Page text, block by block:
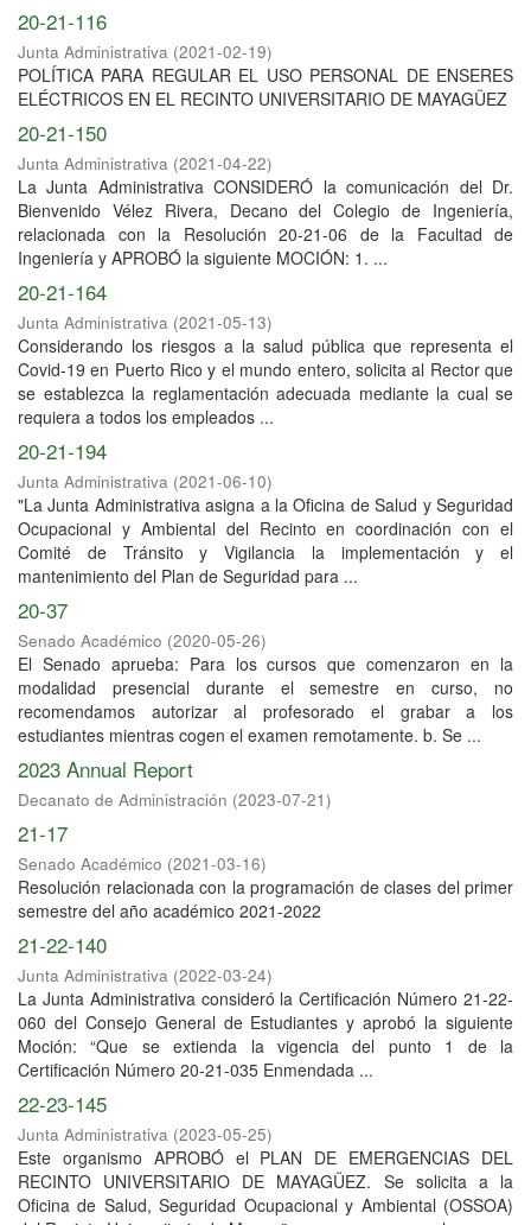
20-21-116
Junta Administrativa (2021-02-19)
POLÍTICA PARA REGULAR EL USO PERSONAL DE ENSERES
ELÉCTRICOS EN EL RECINTO UNIVERSITARIO DE MAYAGÜEZ
20-21-150
Junta Administrativa (2021-04-22)
La Junta Administrativa CONSIDERÓ la comunicación del Dr.
Bienvenido Vélez Rivera, Decano del Colegio de Ingeniería,
relacionada con la Resolución 20-21-06 de la Facultad de
Ingeniería y APROBÓ la siguiente MOCIÓN: 1. ...
20-21-164
Junta Administrativa (2021-05-13)
Considerando los riesgos a la salud pública que representa el
Covid-19 en Puerto Rico y el mundo entero, solicita al Rector que
se establezca la reglamentación adecuada mediante la cual se
requiera a todos los empleados ...
20-21-194
Junta Administrativa (2021-06-10)
"La Junta Administrativa asigna a la Oficina de Salud y Seguridad
Ocupacional y Ambiental del Recinto en coordinación con el
Comité de Tránsito y Vigilancia la implementación y el
mantenimiento del Plan de Seguridad para ...
20-37
Senado Académico (2020-05-26)
El Senado aprueba: Para los cursos que comenzaron en la
modalidad presencial durante el semestre en curso, no
recomendamos autorizar al profesorado el grabar a los
estudiantes mientras cogen el examen remotamente. b. Se ...
2023 Annual Report
Decanato de Administración (2023-07-21)
21-17
Senado Académico (2021-03-16)
Resolución relacionada con la programación de clases del primer
semestre del año académico 2021-2022
21-22-140
Junta Administrativa (2022-03-24)
La Junta Administrativa consideró la Certificación Número 21-22-
060 del Consejo General de Estudiantes y aprobó la siguiente
Moción: “Que se extienda la vigencia del punto 1 de la
Certificación Número 20-21-035 Enmendada ...
22-23-145
Junta Administrativa (2023-05-25)
Este organismo APROBÓ el PLAN DE EMERGENCIAS DEL
RECINTO UNIVERSITARIO DE MAYAGÜEZ. Se solicita a la
Oficina de Salud, Seguridad Ocupacional y Ambiental (OSSOA)